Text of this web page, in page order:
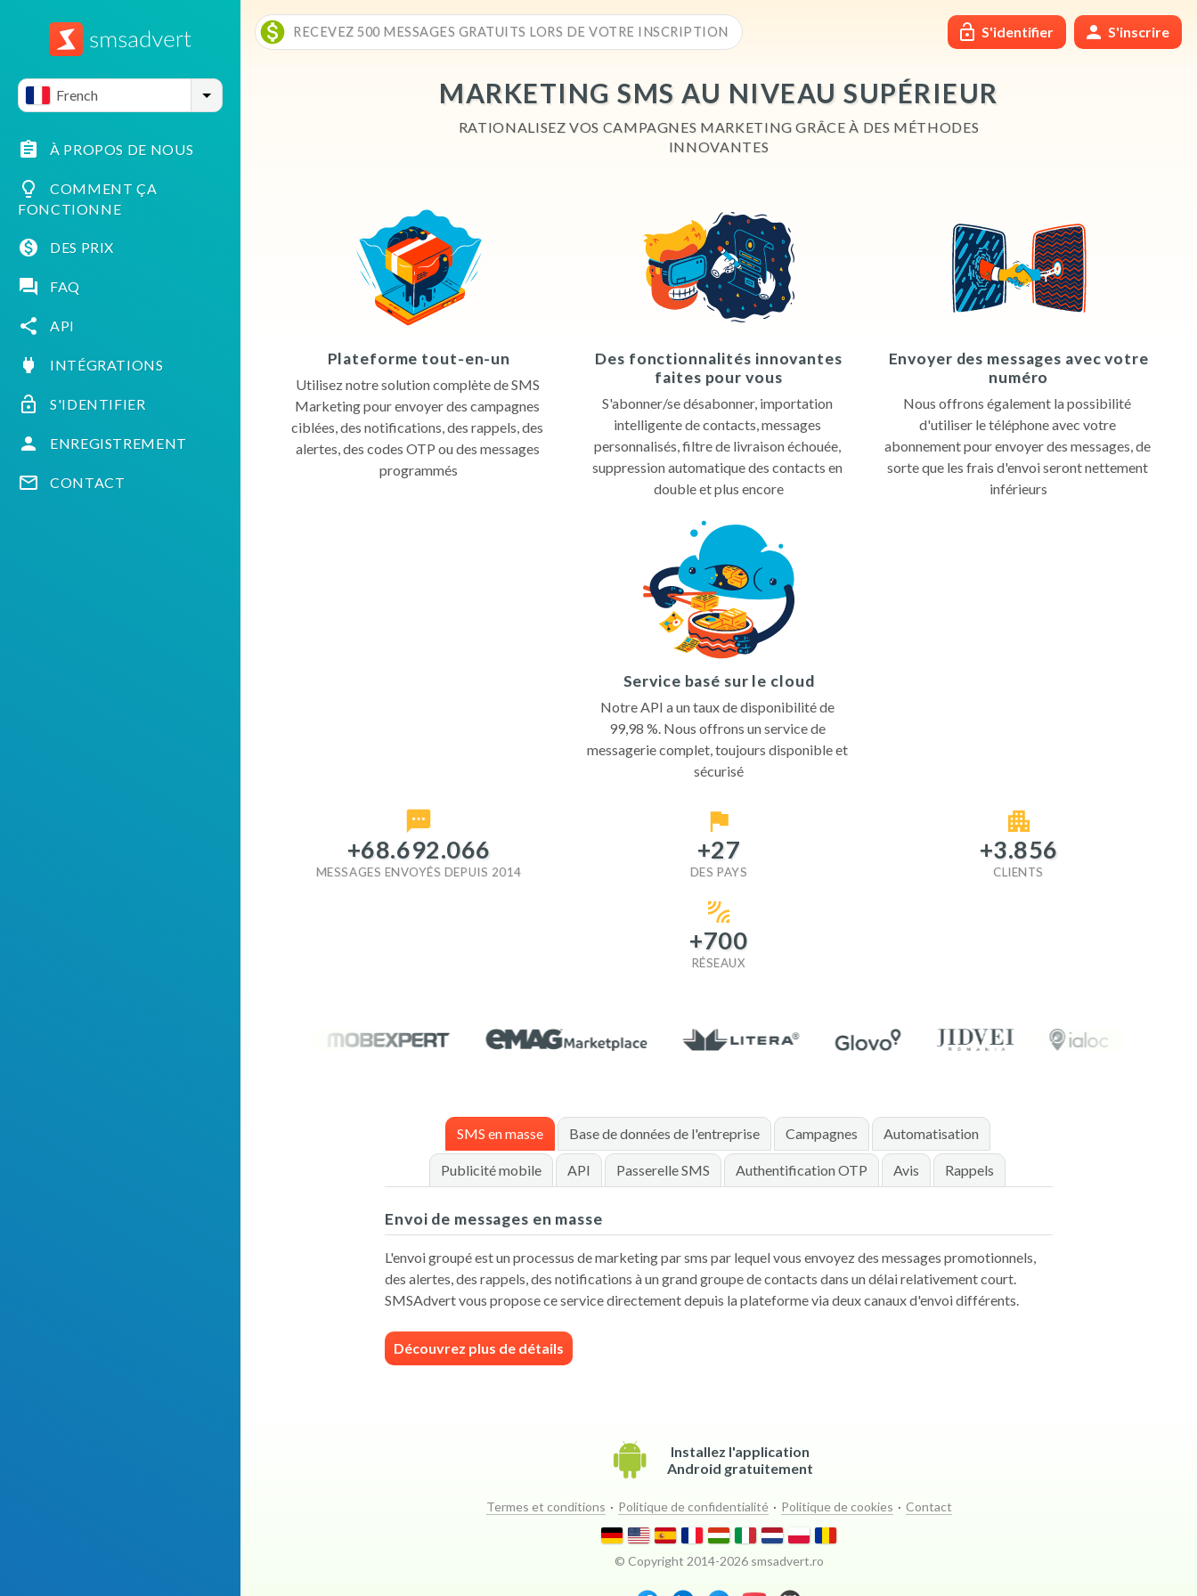
S'identifier S'inscrire
MARKETING SMS AU NIVEAU SUPÉRIEUR
RATIONALISEZ VOS CAMPAGNES MARKETING GRÂCE À DES MÉTHODES
INNOVANTES
RECEVEZ 500 MESSAGES GRATUITS LORS DE VOTRE INSCRIPTION
Plateforme tout-en-un
Utilisez notre solution complète de SMS
Marketing pour envoyer des campagnes
ciblées, des notifications, des rappels, des
alertes, des codes OTP ou des messages
programmés
Des fonctionnalités innovantes
faites pour vous
S'abonner/se désabonner, importation
intelligente de contacts, messages
personnalisés, filtre de livraison échouée,
suppression automatique des contacts en
double et plus encore
Envoyer des messages avec votre
numéro
Nous offrons également la possibilité
d'utiliser le téléphone avec votre
abonnement pour envoyer des messages, de
sorte que les frais d'envoi seront nettement
inférieurs
Service basé sur le cloud
Notre API a un taux de disponibilité de
99,98 %. Nous offrons un service de
messagerie complet, toujours disponible et
sécurisé
+68.692.066
MESSAGES ENVOYÉS DEPUIS 2014
+27
DES PAYS
+3.856
CLIENTS
+700
RÉSEAUX
SMS en masse Base de données de l'entreprise Campagnes Automatisation
Publicité mobile API Passerelle SMS Authentification OTP Avis Rappels
Envoi de messages en masse
L'envoi groupé est un processus de marketing par sms par lequel vous envoyez des messages promotionnels,
des alertes, des rappels, des notifications à un grand groupe de contacts dans un délai relativement court.
SMSAdvert vous propose ce service directement depuis la plateforme via deux canaux d'envoi différents.
Découvrez plus de détails
French
À PROPOS DE NOUS
COMMENT ÇA
FONCTIONNE
DES PRIX
FAQ
API
INTÉGRATIONS
S'IDENTIFIER
ENREGISTREMENT
CONTACT
Installez l'application
Android gratuitement
Termes et conditions · Politique de confidentialité · Politique de cookies · Contact
© Copyright 2014-2026 smsadvert.ro